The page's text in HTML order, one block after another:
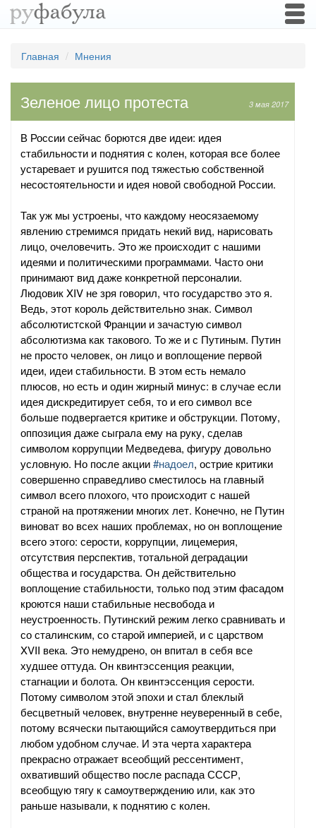
Главная Мнения
3 мая 2017
Зеленое лицо протеста
В России сейчас борются две идеи: идея
стабильности и поднятия с колен, которая все более
устаревает и рушится под тяжестью собственной
несостоятельности и идея новой свободной России.
Так уж мы устроены, что каждому неосязаемому
явлению стремимся придать некий вид, нарисовать
лицо, очеловечить. Это же происходит с нашими
идеями и политическими программами. Часто они
принимают вид даже конкретной персоналии.
Людовик XIV не зря говорил, что государство это я.
Ведь, этот король действительно знак. Символ
абсолютистской Франции и зачастую символ
абсолютизма как такового. То же и с Путиным. Путин
не просто человек, он лицо и воплощение первой
идеи, идеи стабильности. В этом есть немало
плюсов, но есть и один жирный минус: в случае если
идея дискредитирует себя, то и его символ все
больше подвергается критике и обструкции. Потому,
оппозиция даже сыграла ему на руку, сделав
символом коррупции Медведева, фигуру довольно
условную. Но после акции#надоел, острие критики
совершенно справедливо сместилось на главный
символ всего плохого, что происходит с нашей
страной на протяжении многих лет. Конечно, не Путин
виноват во всех наших проблемах, но он воплощение
всего этого: серости, коррупции, лицемерия,
отсутствия перспектив, тотальной деградации
общества и государства. Он действительно
воплощение стабильности, только под этим фасадом
кроются наши стабильные несвобода и
неустроенность. Путинский режим легко сравнивать и
со сталинским, со старой империей, и с царством
XVII века. Это немудрено, он впитал в себя все
худшее оттуда. Он квинтэссенция реакции,
стагнации и болота. Он квинтэссенция серости.
Потому символом этой эпохи и стал блеклый
бесцветный человек, внутренне неуверенный в себе,
потому всячески пытающийся самоутвердиться при
любом удобном случае. И эта черта характера
прекрасно отражает всеобщий рессентимент,
охвативший общество после распада СССР,
всеобщую тягу к самоутверждению или, как это
раньше называли, к поднятию с колен.